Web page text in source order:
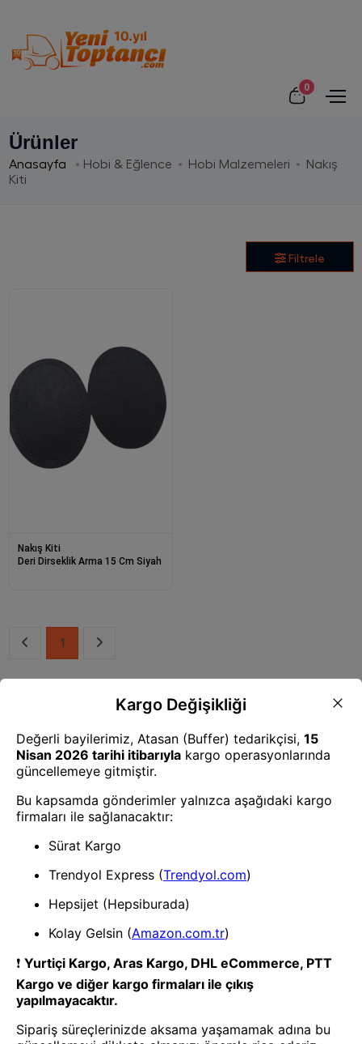
0
Ürünler
Anasayfa Hobi & Eğlence Hobi Malzemeleri
Nakış
Kiti
Filtrele
Nakış Kiti
Deri Dirseklik Arma 15 Cm Siyah
1
yönetin!
Uygulamayı İndir
App Store
Uygulamayı İndir
Google Play
Hakkımızda
Akademi
Bilgi Merkezi
Yete Import